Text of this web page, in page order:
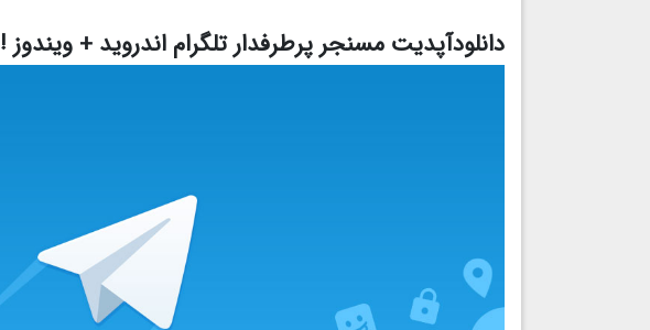
دانلودآپدیت مسنجر پرطرفدار تلگرام اندروید + ویندوز !